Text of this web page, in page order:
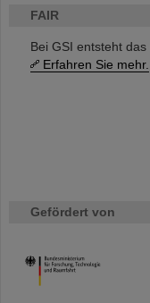
FAIR
Bei GSI entsteht
Erfahren Sie mehr.
Gefördert von
HMWK